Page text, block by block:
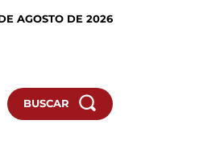
AGOSTO DE 2026
BUSCAR